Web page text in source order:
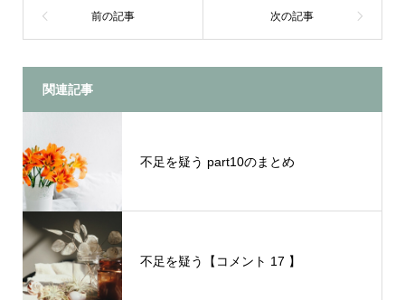
関連記事
不足を疑う part10のまとめ
不足を疑う【コメント 17 】